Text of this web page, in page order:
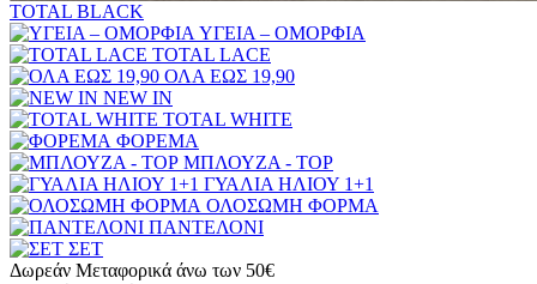
TOTAL BLACK
ΥΓΕΙΑ – ΟΜΟΡΦΙΑ
TOTAL LACE
ΟΛΑ ΕΩΣ 19,90
NEW IN
TOTAL WHITE
ΦΟΡΕΜΑ
ΜΠΛΟΥΖΑ - TOP
ΓΥΑΛΙΑ ΗΛΙΟΥ 1+1
ΟΛΟΣΩΜΗ ΦΟΡΜΑ
ΠΑΝΤΕΛΟΝΙ
ΣΕΤ
Δωρεάν Μεταφορικά άνω των 50€